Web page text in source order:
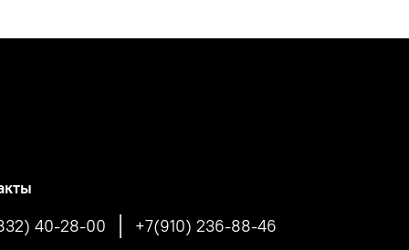
40-28-00
+7(910) 236-88-46